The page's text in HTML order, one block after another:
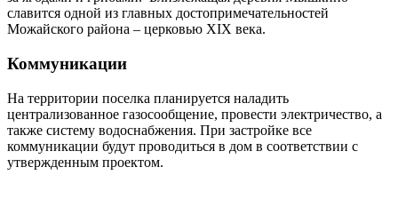
славится одной из главных достопримечательностей
Можайского района – церковью XIX века.
Коммуникации
На территории поселка планируется наладить
централизованное газосообщение, провести электричество, а
также систему водоснабжения. При застройке все
коммуникации будут проводиться в дом в соответствии с
утвержденным проектом.